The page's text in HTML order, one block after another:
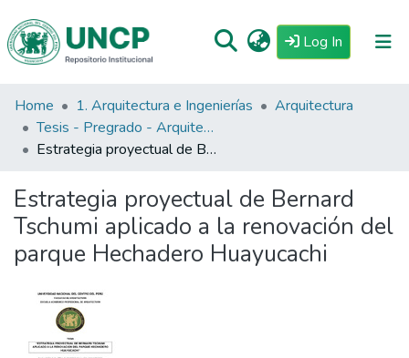
Log In (current)
Repositorio
Tutoriales
Estadisticas
Home 1. Arquitectura e Ingenierías
Arquitectura
Tesis - Pregrado - Arquitectura
Estrategia proyectual de Bernard Tschumi aplicado a la renovación del parque Hechadero Huayucachi
Estrategia proyectual de Bernard
Tschumi aplicado a la renovación del
parque Hechadero Huayucachi